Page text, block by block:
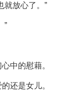
就放心了。”
”
中的慰藉。
还是女儿。